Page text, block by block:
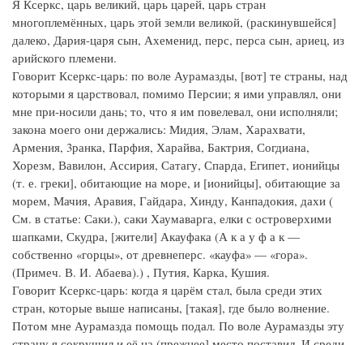
Я Ксеркс, царь великий, царь царей, царь стран
многоплемённых, царь этой земли великой, (раскинувшейся]
далеко, Дария-царя сын, Ахеменид, перс, перса сын, ариец, из
арийского племени.
Говорит Ксеркс-царь: по воле Аурамазды, [вот] те страны, над
которыми я царствовал, помимо Персии; я ими управлял, они
мне при-носили дань; то, что я им повелевал, они исполняли;
закона моего они держались: Мидия, Элам, Харахвати,
Армения, 3ранка, Парфия, Харайва, Бактрия, Согдиана,
Хорезм, Вавилон, Ассирия, Сатагу, Спарда, Египет, ионийцы
(т. е. греки], обитающие на море, и [ионийцы], обитающие за
морем, Мачия, Аравия, Гайдара, Хинду, Канпадокия, дахи (
См. в статье: Саки.), саки Хаумаварга, елки с островерхими
шапками, Скудра, [жители] Акауфака (А к а у ф а к —
собственно «горцы», от древнеперс. «кауфа» — «гора».
(Примеч. В. И. Абаева).) , Путия, Карка, Кушия.
Говорит Ксеркс-царь: когда я царём стал, была среди этих
стран, которые выше написаны, [такая], где было волнение.
Потом мне Аурамазда помощь подал. По воле Аурамазды эту